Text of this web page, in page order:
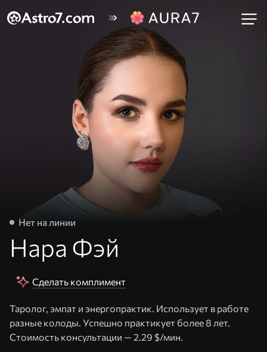
Нет на линии
Нара Фэй
Таролог, эмпат и энергопрактик. Использует в работе
разные колоды. Успешно практикует более 8 лет.
Стоимость консультации — 2.29 $/мин.
Сделать комплимент